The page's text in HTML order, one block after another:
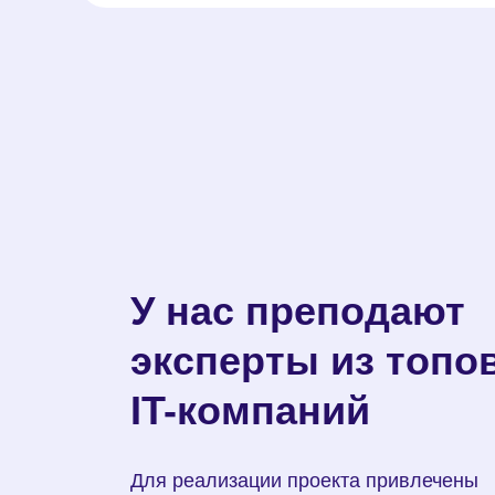
Для реализации проекта привлечены
У нас преподают
эксперты из
IT-компаний
и зачем они нужны